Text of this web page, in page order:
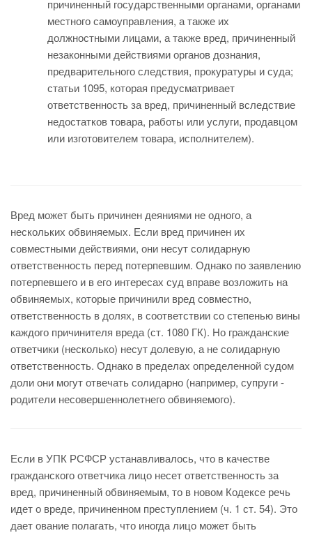
причиненный государственными органами, органами
местного самоуправления, а также их
должностными лицами, а также вред, причиненный
незаконными действиями органов дознания,
предварительного следствия, прокуратуры и суда;
статьи 1095, которая предусматривает
ответственность за вред, причиненный вследствие
недостатков товара, работы или услуги, продавцом
или изготовителем товара, исполнителем).
Вред может быть причинен деяниями не одного, а
нескольких обвиняемых. Если вред причинен их
совместными действиями, они несут солидарную
ответственность перед потерпевшим. Однако по заявлению
потерпевшего и в его интересах суд вправе возложить на
обвиняемых, которые причинили вред совместно,
ответственность в долях, в соответствии со степенью вины
каждого причинителя вреда (ст. 1080 ГК). Но гражданские
ответчики (несколько) несут долевую, а не солидарную
ответственность. Однако в пределах определенной судом
доли они могут отвечать солидарно (например, супруги -
родители несовершеннолетнего обвиняемого).
Если в УПК РСФСР устанавливалось, что в качестве
гражданского ответчика лицо несет ответственность за
вред, причиненный обвиняемым, то в новом Кодексе речь
идет о вреде, причиненном преступлением (ч. 1 ст. 54). Это
дает ование полагать, что иногда лицо может быть